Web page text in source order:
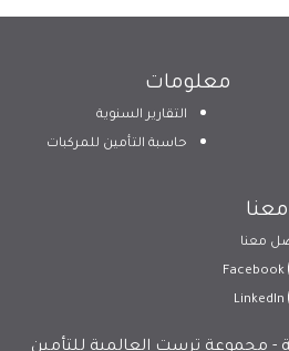
معلومات
التقارير السنوية
حاسبة التأمين للمركبات